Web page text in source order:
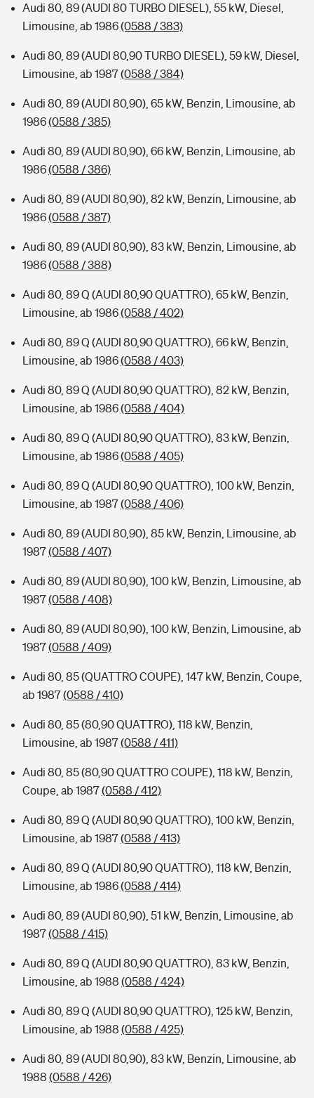
Audi 80, 89 (AUDI 80 TURBO DIESEL), 55 kW, Diesel,
Limousine, ab 1986(0588 / 383)
Audi 80, 89 (AUDI 80,90 TURBO DIESEL), 59 kW, Diesel,
Limousine, ab 1987(0588 / 384)
Audi 80, 89 (AUDI 80,90), 65 kW, Benzin, Limousine, ab
1986(0588 / 385)
Audi 80, 89 (AUDI 80,90), 66 kW, Benzin, Limousine, ab
1986(0588 / 386)
Audi 80, 89 (AUDI 80,90), 82 kW, Benzin, Limousine, ab
1986(0588 / 387)
Audi 80, 89 (AUDI 80,90), 83 kW, Benzin, Limousine, ab
1986(0588 / 388)
Audi 80, 89 Q (AUDI 80,90 QUATTRO), 65 kW, Benzin,
Limousine, ab 1986(0588 / 402)
Audi 80, 89 Q (AUDI 80,90 QUATTRO), 66 kW, Benzin,
Limousine, ab 1986(0588 / 403)
Audi 80, 89 Q (AUDI 80,90 QUATTRO), 82 kW, Benzin,
Limousine, ab 1986(0588 / 404)
Audi 80, 89 Q (AUDI 80,90 QUATTRO), 83 kW, Benzin,
Limousine, ab 1986(0588 / 405)
Audi 80, 89 Q (AUDI 80,90 QUATTRO), 100 kW, Benzin,
Limousine, ab 1987(0588 / 406)
Audi 80, 89 (AUDI 80,90), 85 kW, Benzin, Limousine, ab
1987(0588 / 407)
Audi 80, 89 (AUDI 80,90), 100 kW, Benzin, Limousine, ab
1987(0588 / 408)
Audi 80, 89 (AUDI 80,90), 100 kW, Benzin, Limousine, ab
1987(0588 / 409)
Audi 80, 85 (QUATTRO COUPE), 147 kW, Benzin, Coupe,
ab 1987(0588 / 410)
Audi 80, 85 (80,90 QUATTRO), 118 kW, Benzin,
Limousine, ab 1987(0588 / 411)
Audi 80, 85 (80,90 QUATTRO COUPE), 118 kW, Benzin,
Coupe, ab 1987(0588 / 412)
Audi 80, 89 Q (AUDI 80,90 QUATTRO), 100 kW, Benzin,
Limousine, ab 1987(0588 / 413)
Audi 80, 89 Q (AUDI 80,90 QUATTRO), 118 kW, Benzin,
Limousine, ab 1986(0588 / 414)
Audi 80, 89 (AUDI 80,90), 51 kW, Benzin, Limousine, ab
1987(0588 / 415)
Audi 80, 89 Q (AUDI 80,90 QUATTRO), 83 kW, Benzin,
Limousine, ab 1988 (0588 / 424)
Audi 80, 89 Q (AUDI 80,90 QUATTRO), 125 kW, Benzin,
Limousine, ab 1988 (0588 / 425)
Audi 80, 89 (AUDI 80,90), 83 kW, Benzin, Limousine, ab
1988 (0588 / 426)